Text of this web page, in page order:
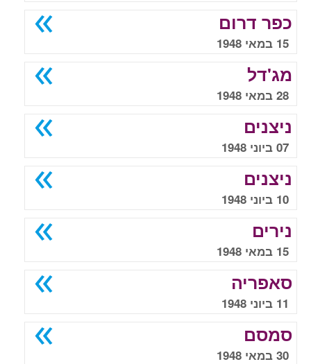
כפר דרום
15 במאי 1948
מג'דל
28 במאי 1948
ניצנים
07 ביוני 1948
ניצנים
10 ביוני 1948
נירים
15 במאי 1948
סאפריה
11 ביוני 1948
סמסם
30 במאי 1948